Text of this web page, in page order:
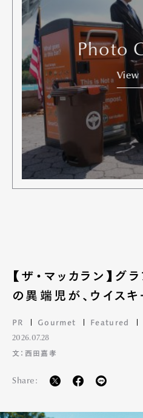
Photo
View
【ザ・マッカラン】グ
の異端児が、ウイス
PR Gourmet Featured
2026.07.28
文：西田嘉孝
Share: